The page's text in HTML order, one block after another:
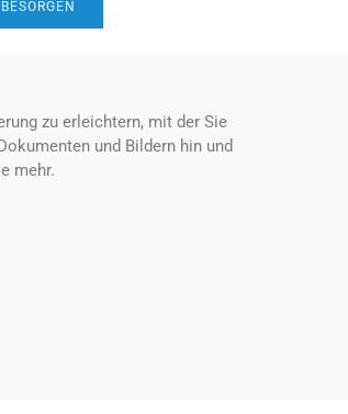
BESORGEN
zu erleichtern, mit der Sie
und Bildern hin und
mehr.